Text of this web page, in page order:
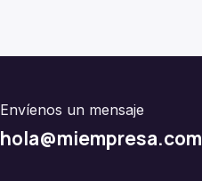
Envíenos un mensaje
hola@miempresa.com